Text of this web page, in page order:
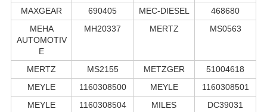
MAXGEAR 690405 MEC-DIESEL
468680
MEHA
AUTOMOTIV
E
MH20337 MERTZ MS0563
MERTZ MS2155 METZGER
51004618
MEYLE
1160308500 MEYLE
1160308501
MEYLE
1160308504 MILES
DC39031